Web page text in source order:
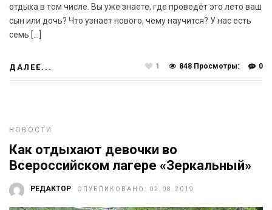
отдыха в том числе. Вы уже знаете, где проведёт это лето ваш
сын или дочь? Что узнает нового, чему научится? У нас есть
семь […]
ДАЛЕЕ... 0
848 Просмотры:
1
НОВОСТИ
Как отдыхают девочки во
Всероссийском лагере «Зеркальный»
РЕДАКТОР ОПУБЛИКОВАНО: 02.08.2019